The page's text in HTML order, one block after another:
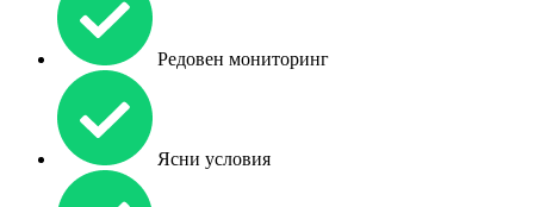
Редовен мониторинг
Ясни условия